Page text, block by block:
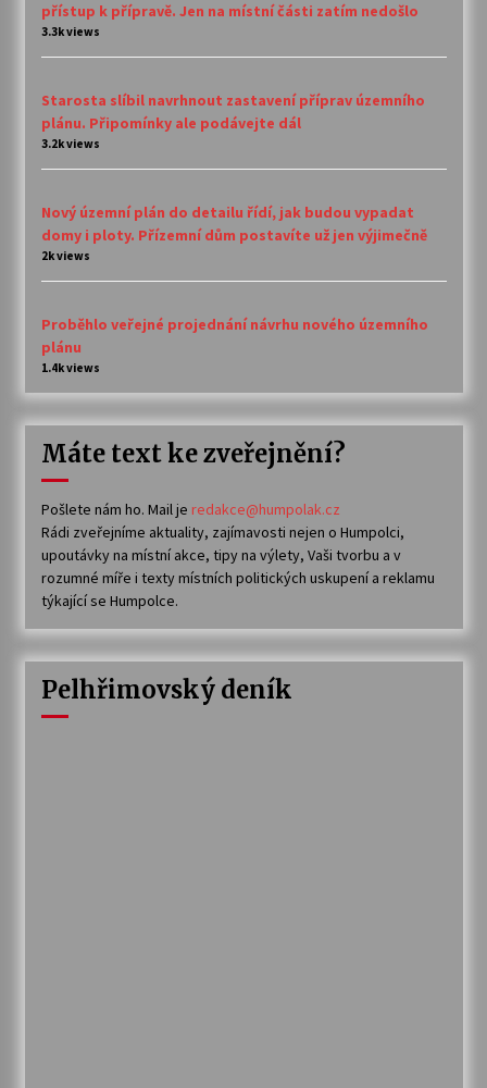
přístup k přípravě. Jen na místní části zatím nedošlo
3.3k views
Starosta slíbil navrhnout zastavení příprav územního
plánu. Připomínky ale podávejte dál
3.2k views
Nový územní plán do detailu řídí, jak budou vypadat
domy i ploty. Přízemní dům postavíte už jen výjimečně
2k views
Proběhlo veřejné projednání návrhu nového územního
plánu
1.4k views
Máte text ke zveřejnění?
Pošlete nám ho. Mail je redakce@humpolak.cz
Rádi zveřejníme aktuality, zajímavosti nejen o Humpolci,
upoutávky na místní akce, tipy na výlety, Vaši tvorbu a v
rozumné míře i texty místních politických uskupení a reklamu
týkající se Humpolce.
Pelhřimovský deník